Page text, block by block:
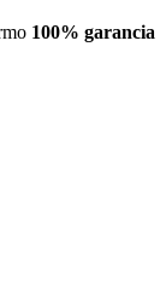
100% garancia